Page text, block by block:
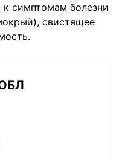
симптомам болезни
свистящее